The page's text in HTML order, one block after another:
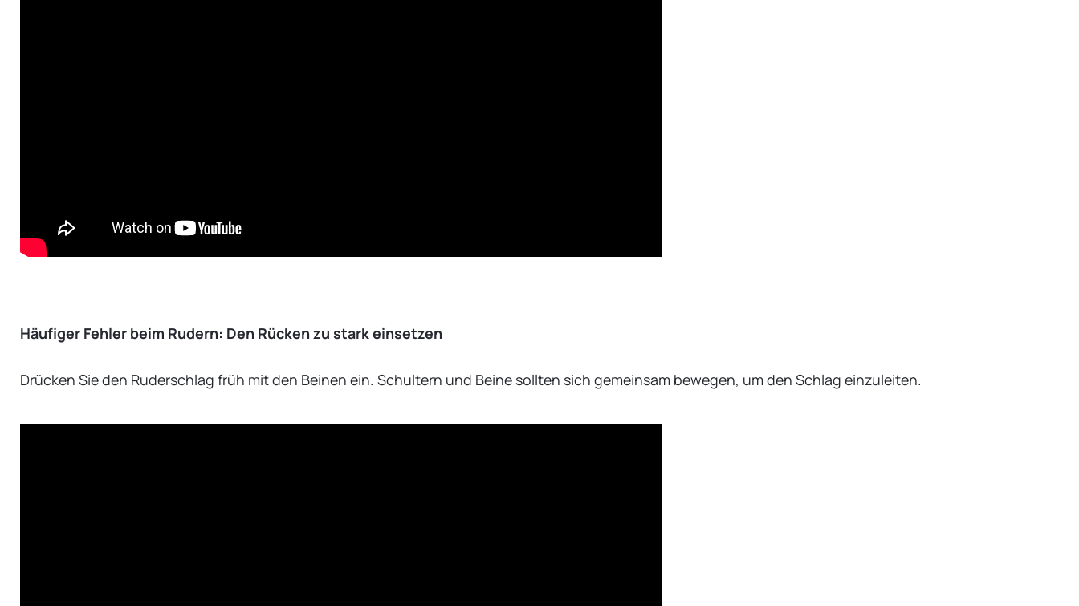
Häufiger Fehler beim Rudern: Den Rücken zu stark einsetzen
Drücken Sie den Ruderschlag früh mit den Beinen ein. Schultern und Beine sollten sich gemeinsam bewegen, um den Schlag einzuleiten.